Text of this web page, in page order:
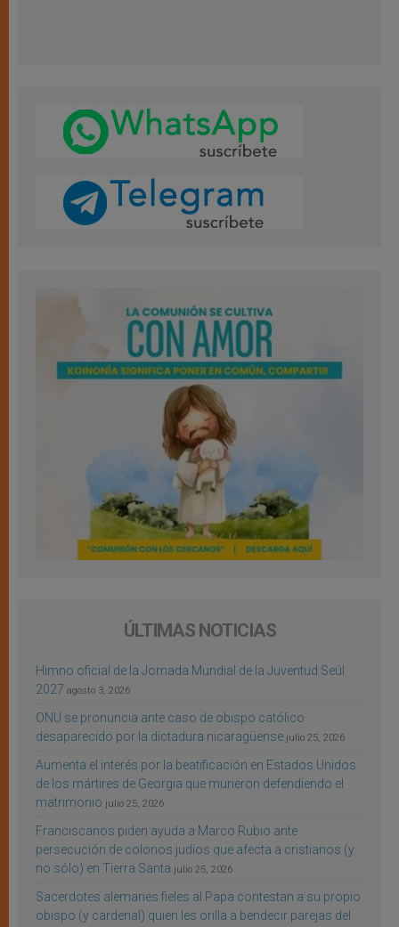
ÚLTIMAS NOTICIAS
Himno oficial de la Jornada Mundial de la Juventud Seúl
2027 agosto 3, 2026
ONU se pronuncia ante caso de obispo católico
desaparecido por la dictadura nicaragüense julio 25, 2026
Aumenta el interés por la beatificación en Estados Unidos
de los mártires de Georgia que murieron defendiendo el
matrimonio julio 25, 2026
Franciscanos piden ayuda a Marco Rubio ante
persecución de colonos judíos que afecta a cristianos (y
no sólo) en Tierra Santa julio 25, 2026
Sacerdotes alemanes fieles al Papa contestan a su propio
obispo (y cardenal) quien les orilla a bendecir parejas del